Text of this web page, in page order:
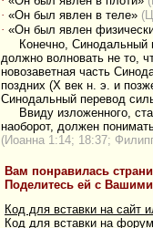
· «Он был явлен в теле»
· «Он был явлен
Конечно, Синодальный
должно волновать не то,
новозаветная часть
поздних (X век н. э. и
Синодальный перевод
Ввиду изложенного,
наоборот, должен
(Иоанна 1:14; 18:37;
Вам понравилась
Поделитесь ей с
Код для вставки на сайт
Код для вставки на